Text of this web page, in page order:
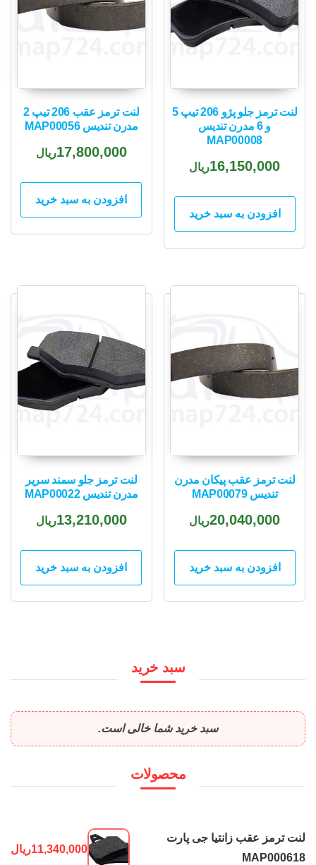
لنت ترمز جلو پژو 206 تیپ 5
و 6 مدرن تندیس
MAP00008
16,150,000ریال
افزودن به سبد خرید
لنت ترمز عقب 206 تیپ 2
مدرن تندیس MAP00056
17,800,000ریال
افزودن به سبد خرید
لنت ترمز عقب پیکان مدرن
تندیس MAP00079
20,040,000ریال
افزودن به سبد خرید
لنت ترمز جلو سمند سریر
مدرن تندیس MAP00022
13,210,000ریال
افزودن به سبد خرید
سبد خرید
سبد خرید شما خالی است.
محصولات
لنت ترمز عقب زانتیا جی پارت
MAP000618
11,340,000ریال